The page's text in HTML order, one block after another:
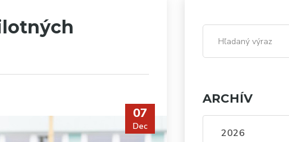
07
Dec
ARCHÍV
2026